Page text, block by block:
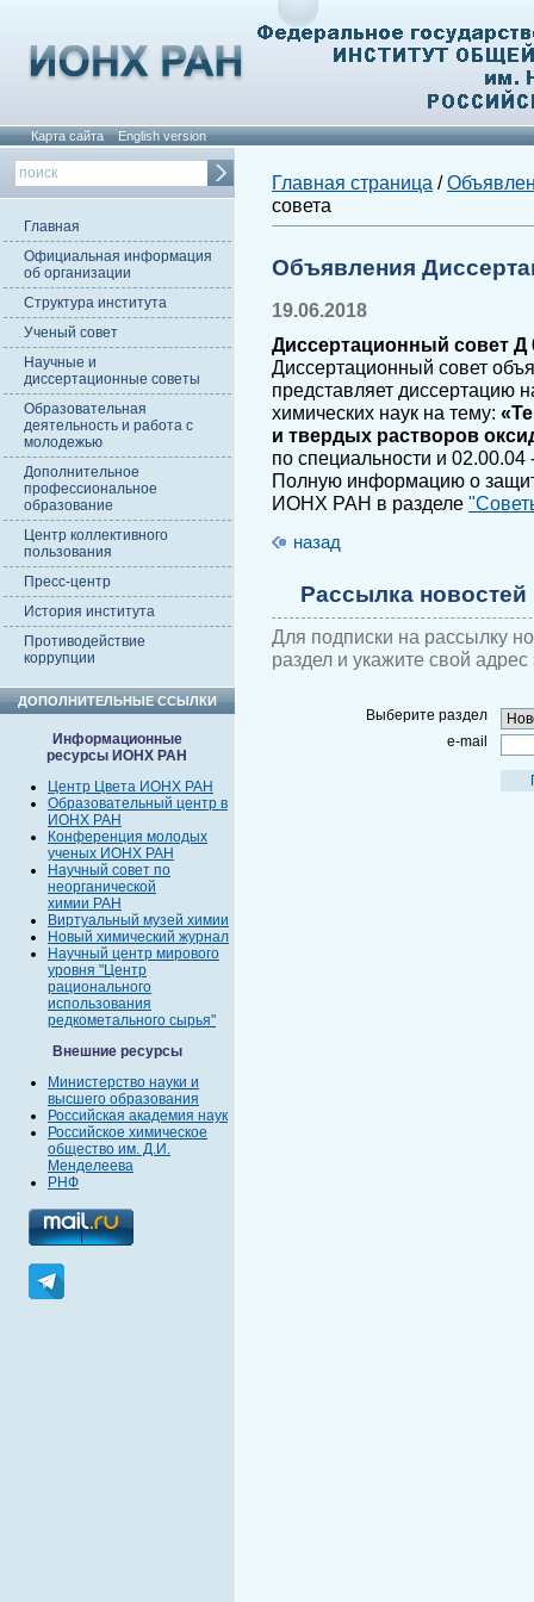
Карта сайта English version
Главная
Официальная информация
об организации
Структура института
Ученый совет
Научные и
диссертационные советы
Образовательная
деятельность и работа с
молодежью
Дополнительное
профессиональное
образование
Центр коллективного
пользования
Пресс-центр
История института
Противодействие
коррупции
ДОПОЛНИТЕЛЬНЫЕ ССЫЛКИ
Информационные
ресурсы ИОНХ РАН
Центр Цвета ИОНХ РАН
Образовательный центр в
ИОНХ РАН
Конференция молодых
ученых ИОНХ РАН
Научный совет по
неорганической
химии РАН
Виртуальный музей химии
Новый химический журнал
Научный центр мирового
уровня "Центр
рационального
использования
редкометального сырья"
Внешние ресурсы
Министерство науки и
высшего образования
Российская академия наук
Российское химическое
общество им. Д.И.
Менделеева
РНФ
Главная страница /
совета
Объявления
19.06.2018
Диссертационный совет Д
Диссертационный совет
представляет диссертацию
химических наук на тему:
и твердых растворов
по специальности и
Полную информацию о
ИОНХ РАН в разделе
назад
Рассылка новостей
Для подписки на рассылку
раздел и укажите свой
Выберите раздел
e-mail